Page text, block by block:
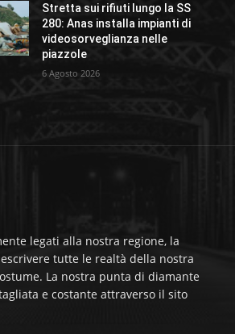
Stretta sui rifiuti lungo la SS
280: Anas installa impianti di
videosorveglianza nelle
piazzole
6 Agosto 2026
legati alla nostra regione, la
tutte le realtà della nostra
La nostra punta di diamante
e costante attraverso il sito